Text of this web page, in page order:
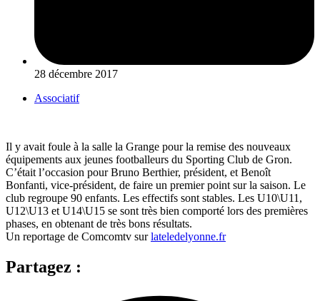
28 décembre 2017
Associatif
Il y avait foule à la salle la Grange pour la remise des nouveaux
équipements aux jeunes footballeurs du Sporting Club de Gron.
C’était l’occasion pour Bruno Berthier, président, et Benoît
Bonfanti, vice-président, de faire un premier point sur la saison. Le
club regroupe 90 enfants. Les effectifs sont stables. Les U10\U11,
U12\U13 et U14\U15 se sont très bien comporté lors des premières
phases, en obtenant de très bons résultats.
Un reportage de Comcomtv surlateledelyonne.fr
Partagez :